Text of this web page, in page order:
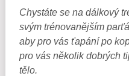
Chystáte se na dálkový
svým trénovanějším
aby pro vás ťapání po
pro vás několik dobrých
tělo.